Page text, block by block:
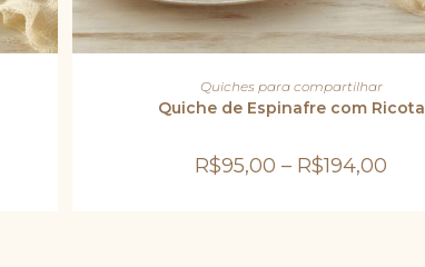
Este
tem
várias
opções
podem
Quiches para compartilhar
Quiche de Espinafre com Ricota
R$95,00 – R$194,00